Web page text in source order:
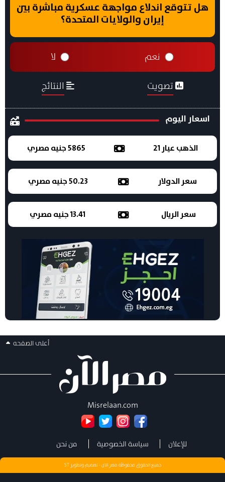
هل تتوقع اندلاع مواجهة عسكرية مباشرة بين
إيران والولايات المتحدة؟
نعم لا
تصويت النتائج
اسعار اليوم
الذهب عيار 21 5865 جنيه مصري
سعر الدولار 50.23 جنيه مصري
سعر الريال 13.41 جنيه مصري
أعلى الصفحه
Misrelaan.com
للإعلان سياسة الخصوصية من نحن
جميع الحقوق محفوظة مصر الان - تصميم وتطويرST